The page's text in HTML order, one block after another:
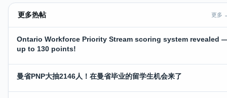
更多热帖 更多
Ontario Workforce Priority Stream scoring system revealed
up to 130 points!
曼省PNP大抽2146人！在曼省毕业的留学生机会来了